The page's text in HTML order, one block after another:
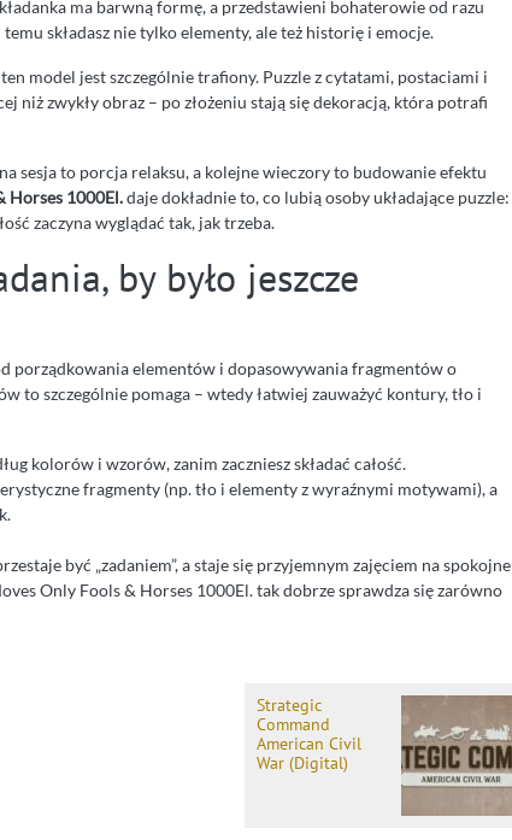
ma barwną formę, a przedstawieni bohaterowie od razu
składasz nie tylko elementy, ale też historię i emocje.
model jest szczególnie trafiony. Puzzle z cytatami, postaciami i
niż zwykły obraz – po złożeniu stają się dekoracją, która potrafi
sesja to porcja relaksu, a kolejne wieczory to budowanie efektu
Horses 1000El.daje dokładnie to, co lubią osoby układające puzzle:
zaczyna wyglądać tak, jak trzeba.
by było jeszcze
porządkowania elementów i dopasowywania fragmentów o
to szczególnie pomaga – wtedy łatwiej zauważyć kontury, tło i
kolorów i wzorów, zanim zaczniesz składać całość.
fragmenty (np. tło i elementy z wyraźnymi motywami), a
być „zadaniem”, a staje się przyjemnym zajęciem na spokojne
Only Fools & Horses 1000El. tak dobrze sprawdza się zarówno
Strategic
Command
American Civil
War (Digital)